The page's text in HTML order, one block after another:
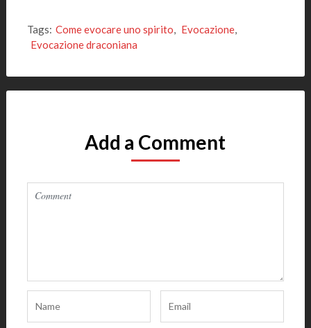
Tags: Come evocare uno spirito, Evocazione,
Evocazione draconiana
Add a Comment